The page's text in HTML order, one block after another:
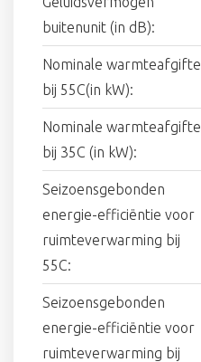
buitenunit (in dB):
Nominale warmteafgifte
bij 55C(in kW):
Nominale warmteafgifte
bij 35C (in kW):
Seizoensgebonden
energie-efficiëntie voor
ruimteverwarming bij
55C:
Seizoensgebonden
energie-efficiëntie voor
ruimteverwarming bij